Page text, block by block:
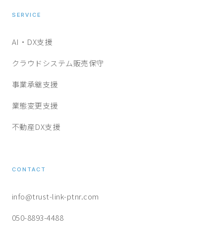
SERVICE
AI・DX支援
クラウドシステム販売保守
事業承継支援
業態変更支援
不動産DX支援
CONTACT
info@trust-link-ptnr.com
050-8893-4488